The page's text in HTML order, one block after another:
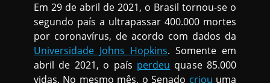
Em 29 de abril de 2021, o Brasil tornou-se o
segundo país a ultrapassar 400.000 mortes
por coronavírus, de acordo com dados da
Universidade Johns Hopkins. Somente em
abril de 2021, o país perdeu quase 85.000
vidas. No mesmo mês, o Senado criou uma